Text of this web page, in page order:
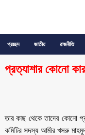
প্রচ্ছদ জাতীয় রাজনীতি
প্রত্যাশার কোনো
তার কাছ থেকে তাদের কোনো
কমিটির সদস্য আমীর খসরু